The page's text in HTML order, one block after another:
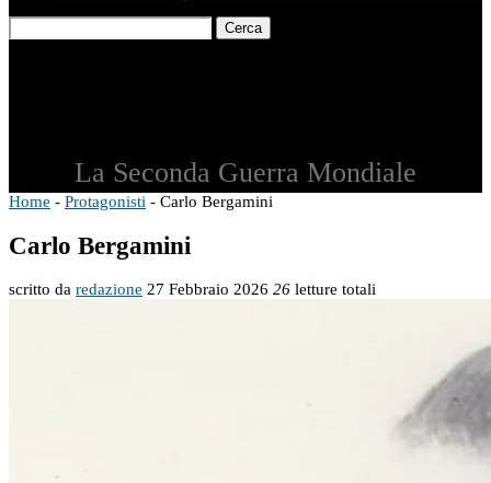
Cerca
La Seconda Guerra Mondiale
Home - Protagonisti - Carlo Bergamini
Carlo Bergamini
scritto da redazione 27 Febbraio 2026 26 letture totali